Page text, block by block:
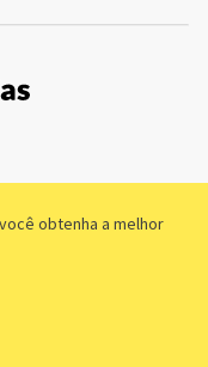
obtenha a melhor
0001-89 - Rua Dr.
Paulo/SP - Brasil